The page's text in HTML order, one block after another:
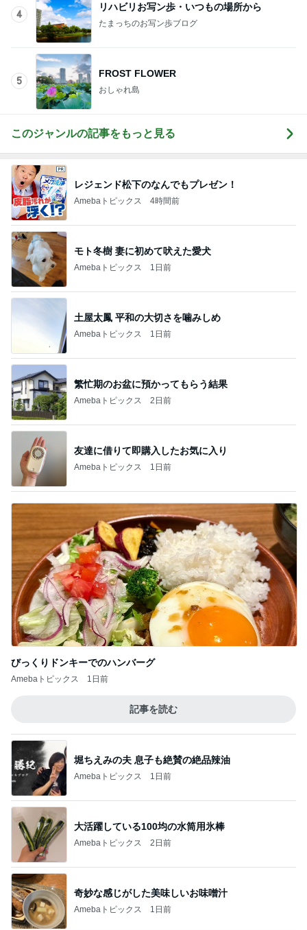
4
リハビリお写ン歩・いつもの場所から
たまっちのお写ン歩ブログ
5
FROST FLOWER
おしゃれ島
このジャンルの記事をもっと見る
レジェンド松下のなんでもプレゼン！
Amebaトピックス 4時間前
モト冬樹 妻に初めて吠えた愛犬
Amebaトピックス 1日前
土屋太鳳 平和の大切さを噛みしめ
Amebaトピックス 1日前
繁忙期のお盆に預かってもらう結果
Amebaトピックス 2日前
友達に借りて即購入したお気に入り
Amebaトピックス 1日前
びっくりドンキーでのハンバーグ
Amebaトピックス 1日前
記事を読む
堀ちえみの夫 息子も絶賛の絶品辣油
Amebaトピックス 1日前
大活躍している100均の水筒用氷棒
Amebaトピックス 2日前
奇妙な感じがした美味しいお味噌汁
Amebaトピックス 1日前